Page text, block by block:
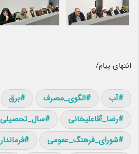
انتهای پیام/
آب الگوی_مصرف برق
رضا_آقاعلیخانی
سال_تحصیلی
شورای_فرهنگ_عمومی
فرماندار